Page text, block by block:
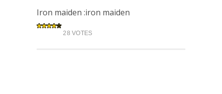
Iron maiden :iron maiden
28 VOTES